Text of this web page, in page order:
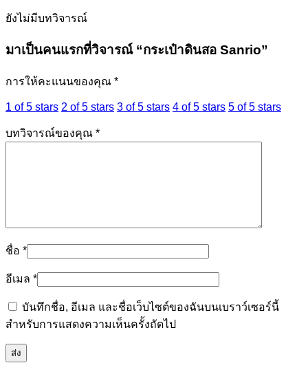
ยังไม่มีบทวิจารณ์
มาเป็นคนแรกที่วิจารณ์ “กระเป๋าดินสอ Sanrio”
การให้คะแนนของคุณ *
1 of 5 stars 2 of 5 stars 3 of 5 stars 4 of 5 stars 5 of 5 stars
บทวิจารณ์ของคุณ *
ชื่อ *
อีเมล *
บันทึกชื่อ, อีเมล และชื่อเว็บไซต์ของฉันบนเบราว์เซอร์นี้
สำหรับการแสดงความเห็นครั้งถัดไป